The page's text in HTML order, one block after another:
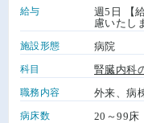
給与
週5日 【
慮いたし
施設形態 病院
科目 腎臓内科
職務内容 外来、病
病床数 20～99床